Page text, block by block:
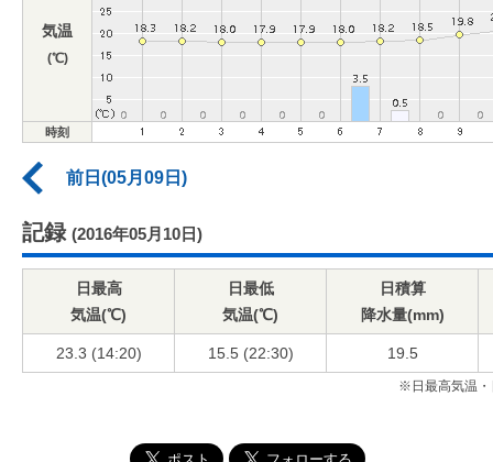
気温
(℃)
時刻
前日(05月09日)
記録 (2016年05月10日)
日最高
気温(℃)
日最低
気温(℃)
日積算
降水量(mm)
23.3 (14:20) 15.5 (22:30) 19.5
※日最高気温・